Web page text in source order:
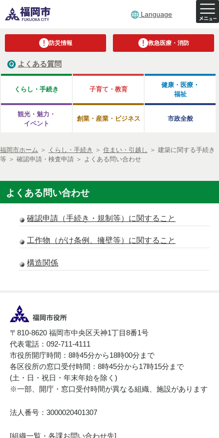
Language
防災情報 救急医療・消防
よくある質問
くらし・手続き 子育て・教育
健康・医療・
福祉
観光・魅力・
イベント
創業・産業・ビジネス 市政全般
福岡市ホーム ＞ くらし・手続き ＞ 住まい・引越し ＞ 建築に関する手続き
等 ＞ 確認申請・検査申請 ＞ よくある問い合わせ
よくある問い合わせ
確認申請（手続き・規制等）に関すること
工作物（がけ条例、擁壁等）に関すること
構造関係
〒810-8620 福岡市中央区天神1丁目8番1号
代表電話：092-711-4111
市役所開庁時間：8時45分から18時00分まで
各区役所の窓口受付時間：8時45分から17時15分まで
(土・日・祝日・年末年始を除く)
※一部、開庁・窓口受付時間が異なる組織、施設があります
法人番号：3000020401307
[組織一覧・各課お問い合わせ先]